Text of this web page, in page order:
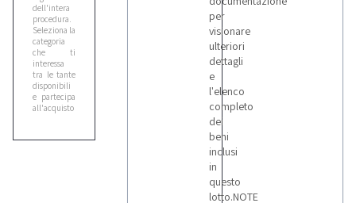
dell'intera
procedura.
Seleziona la
categoria
che ti
interessa
tra le tante
disponibili
e partecipa
all'acquisto
multipli.
per
visionare
ulteriori
dettagli
e
l'elenco
completo
dei
beni
inclusi
in
questo
lotto.NOTE